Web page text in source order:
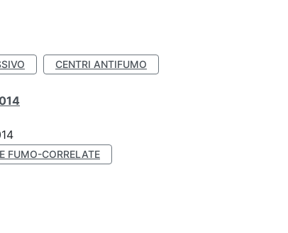
CENTRI ANTIFUMO
FUMO-CORRELATE